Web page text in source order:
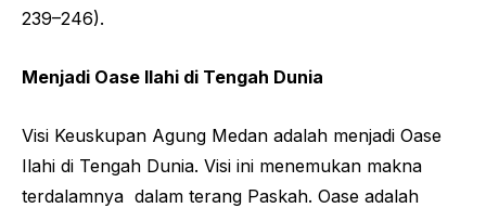
239–246).
Menjadi Oase Ilahi di Tengah Dunia
Visi Keuskupan Agung Medan adalah menjadi Oase
Ilahi di Tengah Dunia. Visi ini menemukan makna
terdalamnya dalam terang Paskah. Oase adalah